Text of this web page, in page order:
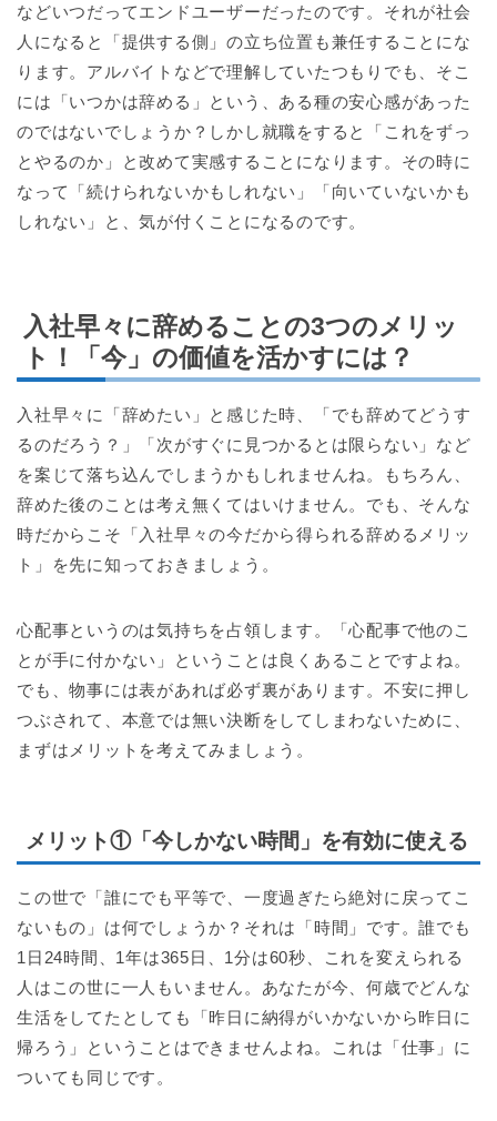
などいつだってエンドユーザーだったのです。それが社会
人になると「提供する側」の立ち位置も兼任することにな
ります。アルバイトなどで理解していたつもりでも、そこ
には「いつかは辞める」という、ある種の安心感があった
のではないでしょうか？しかし就職をすると「これをずっ
とやるのか」と改めて実感することになります。その時に
なって「続けられないかもしれない」「向いていないかも
しれない」と、気が付くことになるのです。
入社早々に辞めることの3つのメリッ
ト！「今」の価値を活かすには？
入社早々に「辞めたい」と感じた時、「でも辞めてどうす
るのだろう？」「次がすぐに見つかるとは限らない」など
を案じて落ち込んでしまうかもしれませんね。もちろん、
辞めた後のことは考え無くてはいけません。でも、そんな
時だからこそ「入社早々の今だから得られる辞めるメリッ
ト」を先に知っておきましょう。
心配事というのは気持ちを占領します。「心配事で他のこ
とが手に付かない」ということは良くあることですよね。
でも、物事には表があれば必ず裏があります。不安に押し
つぶされて、本意では無い決断をしてしまわないために、
まずはメリットを考えてみましょう。
メリット①「今しかない時間」を有効に使える
この世で「誰にでも平等で、一度過ぎたら絶対に戻ってこ
ないもの」は何でしょうか？それは「時間」です。誰でも
1日24時間、1年は365日、1分は60秒、これを変えられる
人はこの世に一人もいません。あなたが今、何歳でどんな
生活をしてたとしても「昨日に納得がいかないから昨日に
帰ろう」ということはできませんよね。これは「仕事」に
ついても同じです。